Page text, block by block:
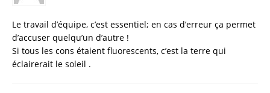
Le travail d’équipe, c’est essentiel; en cas d’erreur ça permet
d’accuser quelqu’un d’autre !
Si tous les cons étaient fluorescents, c’est la terre qui
éclairerait le soleil .